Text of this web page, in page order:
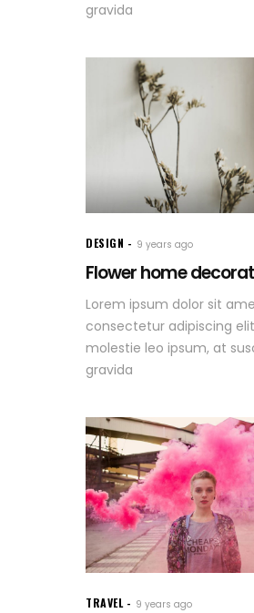
gravida
DESIGN 9 years ago
Flower home
Lorem ipsum dolor sit
consectetur adipiscing
molestie leo ipsum, at
gravida
TRAVEL 9 years ago